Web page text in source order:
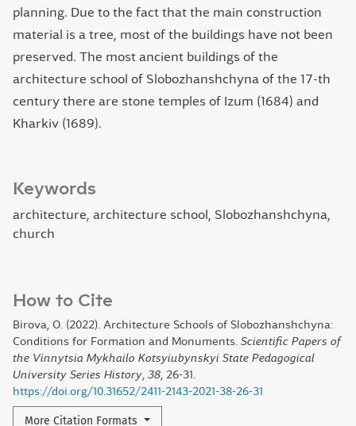
Keywords
architecture, architecture school, Slobozhanshchyna,
church
How to Cite
Birova, O. (2022). Architecture Schools of Slobozhanshchyna:
Conditions for Formation and Monuments. Scientific Papers of
the Vinnytsia Mykhailo Kotsyiubynskyi State Pedagogical
University Series History 38 , 26-31.
https://doi.org/10.31652/2411-2143-2021-38-26-31
More Citation Formats
planning. Due to the fact that the main construction
material is a tree, most of the buildings have not been
preserved. The most ancient buildings of the
architecture school of Slobozhanshchyna of the 17-th
century there are stone temples of Izum (1684) and
Kharkiv (1689).